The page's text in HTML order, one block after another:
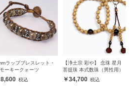
ラップブレスレット・
ーキークォーツ
8,600
【浄土宗 彩や】 念珠 星月
菩提珠 本式数珠（男性用）
34,700